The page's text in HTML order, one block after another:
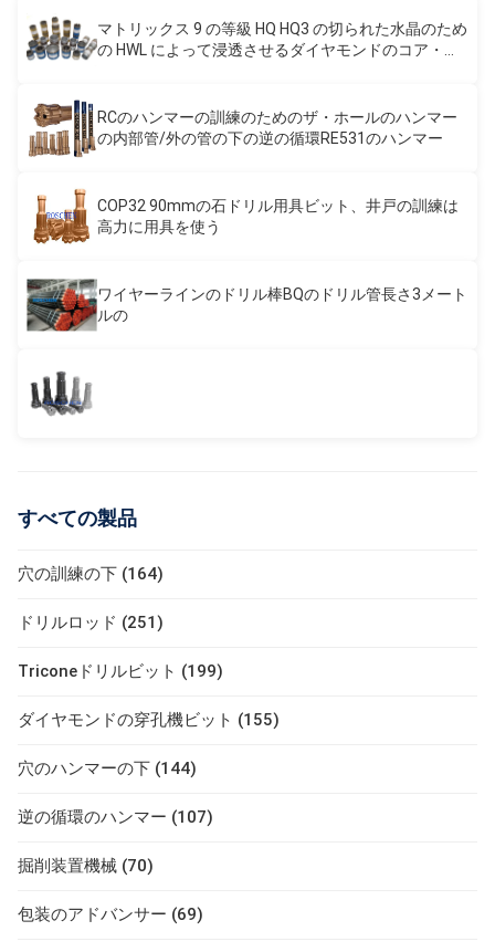
マトリックス 9 の等級 HQ HQ3 の切られた水晶のため
の HWL によって浸透させるダイヤモンドのコア・ビ
RCのハンマーの訓練のためのザ・ホールのハンマー
の内部管/外の管の下の逆の循環RE531のハンマー
COP32 90mmの石ドリル用具ビット、井戸の訓練は
高力に用具を使う
ワイヤーラインのドリル棒BQのドリル管長さ3メート
ルの
すべての製品
穴の訓練の下 (164)
ドリルロッド (251)
Triconeドリルビット (199)
ダイヤモンドの穿孔機ビット (155)
穴のハンマーの下 (144)
逆の循環のハンマー (107)
掘削装置機械 (70)
包装のアドバンサー (69)